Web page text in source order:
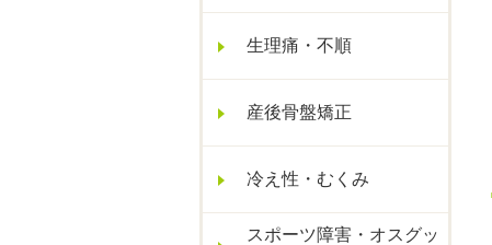
生理痛・不順
産後骨盤矯正
冷え性・むくみ
スポーツ障害・オスグッ